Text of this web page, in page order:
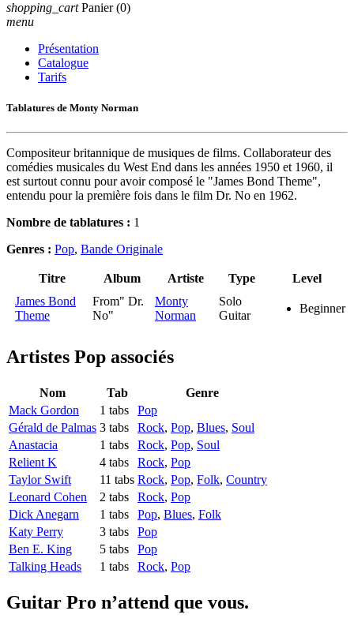
shopping_cart Panier (0)
menu
Présentation
Catalogue
Tarifs
Tablatures de Monty Norman
Compositeur britannique de musiques de films. Collaborateur des
comédies musicales du West End dans les années 1950 et 1960, il
est surtout connu pour avoir composé le "James Bond Theme",
entendu pour la première fois dans le film Dr. No en 1962.
Nombre de tablatures : 1
Genres : Pop, Bande Originale
Titre Album Artiste Type
Level
James Bond
Theme
From" Dr.
No"
Monty
Norman
Solo
Guitar
Beginner
Artistes Pop associés
Nom Tab
Genre
Mack Gordon
1 tabs
Pop
Gérald de Palmas 3 tabs Rock, Pop, Blues, Soul
Anastacia
1 tabs Rock, Pop, Soul
Relient K
4 tabs Rock, Pop
Taylor Swift
11 tabs Rock, Pop, Folk, Country
Leonard Cohen
2 tabs Rock, Pop
Dick Anegarn
1 tabs Pop, Blues, Folk
Katy Perry
3 tabs
Pop
Ben E. King
5 tabs
Pop
Talking Heads
1 tabs Rock, Pop
Guitar Pro n’attend que vous.